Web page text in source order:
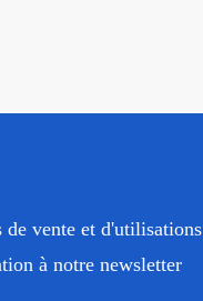
de vente et d'utilisations
à notre newsletter